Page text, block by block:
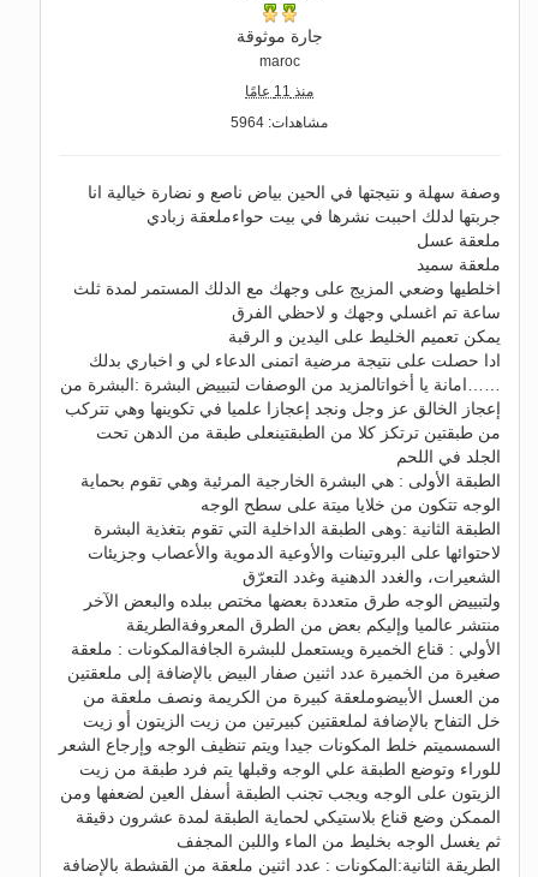
جارة موثوقة
maroc
منذ 11 عامًا
مشاهدات: 5964
وصفة سهلة و نتيجتها في الحين بياض ناصع و نضارة خيالية انا
جربتها لدلك احببت نشرها في بيت حواءملعقة زبادي
ملعقة عسل
ملعقة سميد
اخلطيها وضعي المزيج على وجهك مع الدلك المستمر لمدة ثلث
ساعة تم اغسلي وجهك و لاحظي الفرق
يمكن تعميم الخليط على اليدين و الرقبة
ادا حصلت على نتيجة مرضية اتمنى الدعاء لي و اخباري بدلك
……امانة يا أخواتالمزيد من الوصفات لتبييض البشرة :البشرة من
إعجاز الخالق عز وجل ونجد إعجازا علميا في تكوينها وهي تتركب
من طبقتين ترتكز كلا من الطبقتينعلى طبقة من الدهن تحت
الجلد في اللحم
الطبقة الأولى : هي البشرة الخارجية المرئية وهي تقوم بحماية
الوجه تتكون من خلايا ميتة على سطح الوجه
الطبقة الثانية :وهى الطبقة الداخلية التي تقوم بتغذية البشرة
لاحتوائها على البروتينات والأوعية الدموية والأعصاب وجزيئات
الشعيرات، والغدد الدهنية وغدد التعرّق
ولتبييض الوجه طرق متعددة بعضها مختص ببلده والبعض الآخر
منتشر عالميا وإليكم بعض من الطرق المعروفةالطريقة
الأولي : قناع الخميرة ويستعمل للبشرة الجافةالمكونات : ملعقة
صغيرة من الخميرة عدد اثنين صفار البيض بالإضافة إلى ملعقتين
من العسل الأبيضوملعقة كبيرة من الكريمة ونصف ملعقة من
خل التفاح بالإضافة لملعقتين كبيرتين من زيت الزيتون أو زيت
السمسميتم خلط المكونات جيدا ويتم تنظيف الوجه وإرجاع الشعر
للوراء وتوضع الطبقة علي الوجه وقبلها يتم فرد طبقة من زيت
الزيتون على الوجه ويجب تجنب الطبقة أسفل العين لضعفها ومن
الممكن وضع قناع بلاستيكي لحماية الطبقة لمدة عشرون دقيقة
ثم يغسل الوجه بخليط من الماء واللبن المجفف
الطريقة الثانية:المكونات : عدد اثنين ملعقة من القشطة بالإضافة